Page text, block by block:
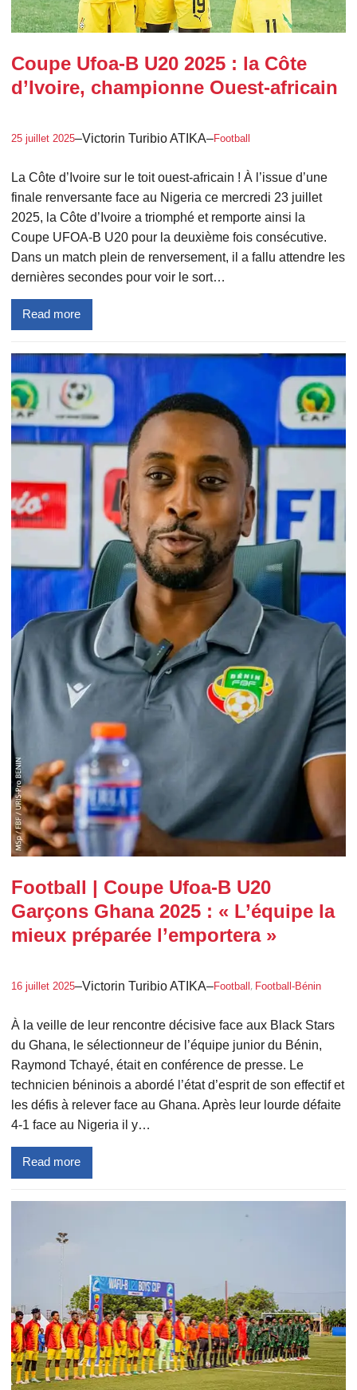
Coupe Ufoa-B U20 2025 : la Côte
d’Ivoire, championne Ouest-africain
25 juillet 2025–Victorin Turibio ATIKA–Football
La Côte d’Ivoire sur le toit ouest-africain ! À l’issue d’une
finale renversante face au Nigeria ce mercredi 23 juillet
2025, la Côte d’Ivoire a triomphé et remporte ainsi la
Coupe UFOA-B U20 pour la deuxième fois consécutive.
Dans un match plein de renversement, il a fallu attendre les
dernières secondes pour voir le sort…
Read more
Football | Coupe Ufoa-B U20
Garçons Ghana 2025 : « L’équipe la
mieux préparée l’emportera »
16 juillet 2025–Victorin Turibio ATIKA–Football , Football-Bénin
À la veille de leur rencontre décisive face aux Black Stars
du Ghana, le sélectionneur de l’équipe junior du Bénin,
Raymond Tchayé, était en conférence de presse. Le
technicien béninois a abordé l’état d’esprit de son effectif et
les défis à relever face au Ghana. Après leur lourde défaite
4-1 face au Nigeria il y…
Read more